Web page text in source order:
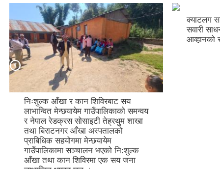
निःशुल्क आँखा र कान शिविरबाट सय
लाभान्वित मेन्छयायेम गाउँपालिकाको समन्वय
र नेपाल रेडक्रस सोसाइटी तेह्रथुम शाखा
तथा बिराटनगर आँखा अस्पतालको
प्राबिधिक सहयोगमा मेन्छयायेम
गाउँपालिकामा सञ्चालन भएको नि:शुल्क
आँखा तथा कान शिविरमा एक सय जना
क्याटलग
सवारी
आव्हानको